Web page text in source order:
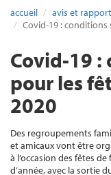
accueil
avis et
Covid-19 : conditions
Covid-19
pour les
2020
Des regroupements
et amicaux vont être
à l’occasion des fêtes de
d’année, avec la sortie